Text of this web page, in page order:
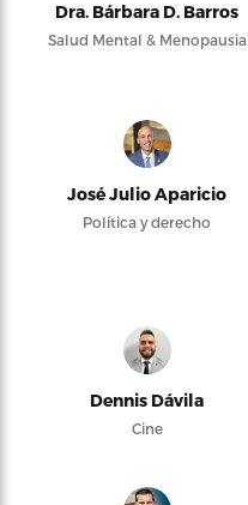
Dra. Bárbara D. Barros
Salud Mental & Menopausia
José Julio Aparicio
Política y derecho
Dennis Dávila
Cine